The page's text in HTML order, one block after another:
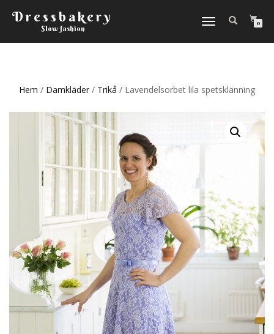
Dressbakery
Slow fashion
Slå
navigering
0
Hem / Damkläder / Trikå / Lavendelsorbet lila spetsklänning